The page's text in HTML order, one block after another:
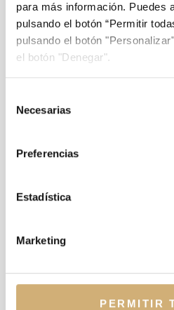
para más información. Puedes
pulsando el botón “Permitir
pulsando el botón
el botón "Denegar".
Necesarias
Preferencias
Estadística
Marketing
PERMITIR
Unidad de